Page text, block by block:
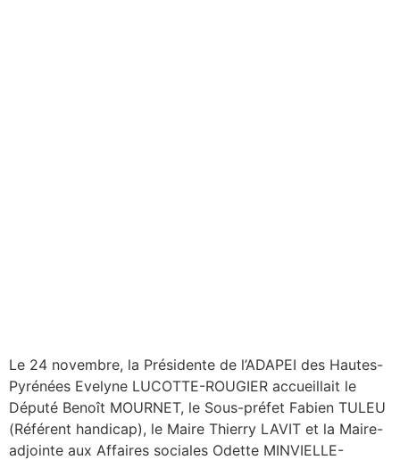
Le 24 novembre, la Présidente de l’ADAPEI des Hautes-
Pyrénées Evelyne LUCOTTE-ROUGIER accueillait le
Député Benoît MOURNET, le Sous-préfet Fabien TULEU
(Référent handicap), le Maire Thierry LAVIT et la Maire-
adjointe aux Affaires sociales Odette MINVIELLE-